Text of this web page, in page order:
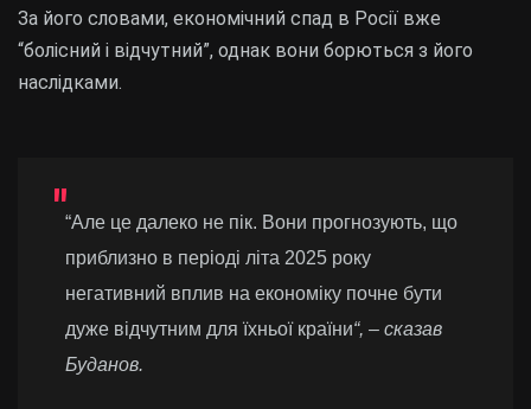
За його словами, економічний спад в Росії вже
“болісний і відчутний”, однак вони борються з його
наслідками.
“Але це далеко не пік. Вони прогнозують, що
приблизно в періоді літа 2025 року
негативний вплив на економіку почне бути
дуже відчутним для їхньої країни“, – сказав
Буданов.